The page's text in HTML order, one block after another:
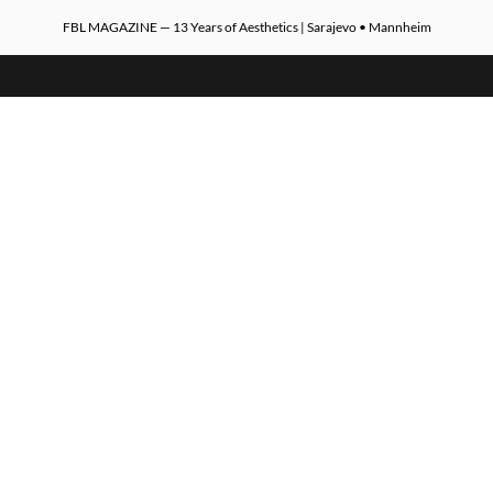
FBL MAGAZINE — 13 Years of Aesthetics | Sarajevo • Mannheim